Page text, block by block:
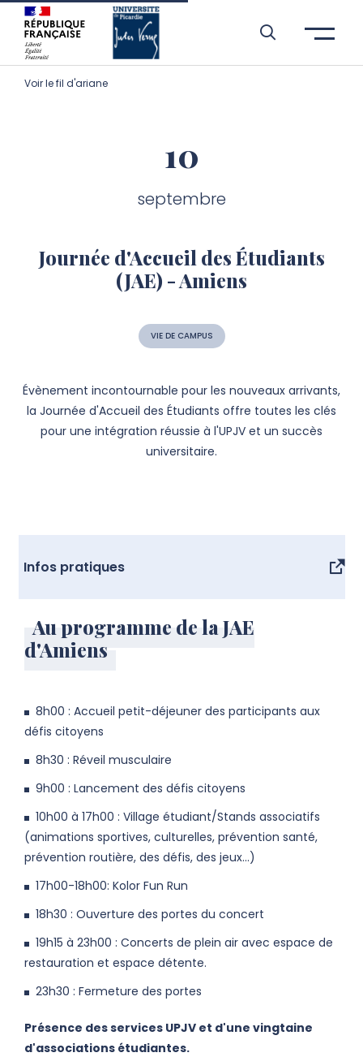
Aller à l’entête de page
Aller au menu principale
Aller au contenu principal
Aller à la recherche
Passer aux cookies
Aller au pied de page
Voir le fil d'ariane
10
septembre
Journée d'Accueil des Étudiants
(JAE) - Amiens
VIE DE CAMPUS
Évènement incontournable pour les nouveaux arrivants,
la Journée d'Accueil des Étudiants offre toutes les clés
pour une intégration réussie à l'UPJV et un succès
universitaire.
Infos pratiques
Au programme de la JAE
d'Amiens
8h00 : Accueil petit-déjeuner des participants aux
défis citoyens
8h30 : Réveil musculaire
9h00 : Lancement des défis citoyens
10h00 à 17h00 : Village étudiant/Stands associatifs
(animations sportives, culturelles, prévention santé,
prévention routière, des défis, des jeux...)
17h00-18h00: Kolor Fun Run
18h30 : Ouverture des portes du concert
19h15 à 23h00 : Concerts de plein air avec espace de
restauration et espace détente.
23h30 : Fermeture des portes
Présence des services UPJV et d'une vingtaine
d'associations étudiantes.